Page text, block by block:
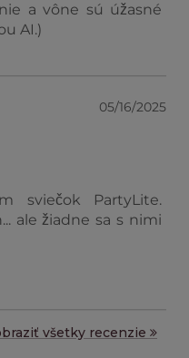
a vône sú úžasné
AI.)
05/16/2025
sviečok PartyLite.
ale žiadne sa s nimi
všetky recenzie